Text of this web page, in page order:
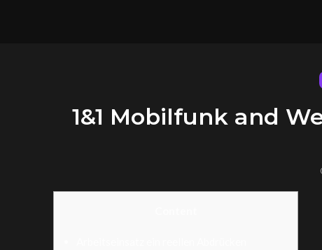
1&1 Mobilfunk and